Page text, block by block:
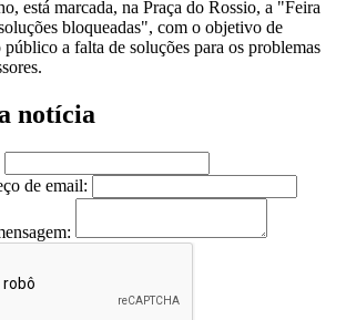
está marcada, na Praça do Rossio, a "Feira
bloqueadas", com o objetivo de
a falta de soluções para os problemas
notícia
de email: